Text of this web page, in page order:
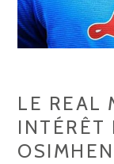
LE REAL
INTÉRÊT
OSIMHEN